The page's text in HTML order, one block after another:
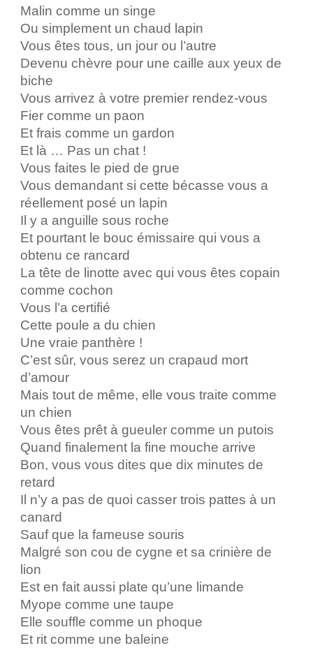
Malin comme un singe
Ou simplement un chaud lapin
Vous êtes tous, un jour ou l’autre
Devenu chèvre pour une caille aux yeux de
biche
Vous arrivez à votre premier rendez-vous
Fier comme un paon
Et frais comme un gardon
Et là … Pas un chat !
Vous faites le pied de grue
Vous demandant si cette bécasse vous a
réellement posé un lapin
Il y a anguille sous roche
Et pourtant le bouc émissaire qui vous a
obtenu ce rancard
La tête de linotte avec qui vous êtes copain
comme cochon
Vous l’a certifié
Cette poule a du chien
Une vraie panthère !
C’est sûr, vous serez un crapaud mort
d’amour
Mais tout de même, elle vous traite comme
un chien
Vous êtes prêt à gueuler comme un putois
Quand finalement la fine mouche arrive
Bon, vous vous dites que dix minutes de
retard
Il n’y a pas de quoi casser trois pattes à un
canard
Sauf que la fameuse souris
Malgré son cou de cygne et sa crinière de
lion
Est en fait aussi plate qu’une limande
Myope comme une taupe
Elle souffle comme un phoque
Et rit comme une baleine